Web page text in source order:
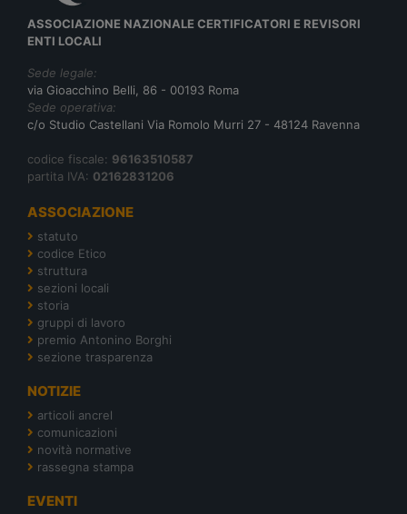
ASSOCIAZIONE NAZIONALE CERTIFICATORI E REVISORI
ENTI LOCALI
Sede legale:
via Gioacchino Belli, 86 - 00193 Roma
Sede operativa:
c/o Studio Castellani Via Romolo Murri 27 - 48124 Ravenna
codice fiscale: 96163510587
partita IVA: 02162831206
ASSOCIAZIONE
statuto
codice Etico
struttura
sezioni locali
storia
gruppi di lavoro
premio Antonino Borghi
sezione trasparenza
NOTIZIE
articoli ancrel
comunicazioni
novità normative
rassegna stampa
EVENTI